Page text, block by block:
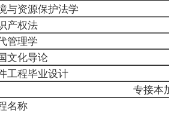
与资源保护法学
产权法
管理学
文化导论
工程毕业设计
专接本
名称